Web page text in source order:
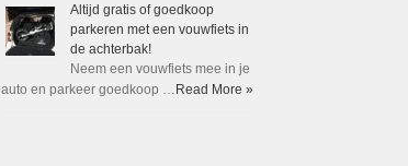
Altijd gratis of goedkoop
parkeren met een vouwfiets in
de achterbak!
Neem een vouwfiets mee in je
auto en parkeer goedkoop … Read More »